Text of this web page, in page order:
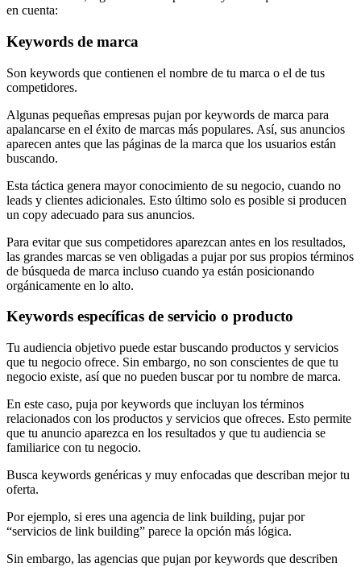
en cuenta:
Keywords de marca
Son keywords que contienen el nombre de tu marca o el de tus
competidores.
Algunas pequeñas empresas pujan por keywords de marca para
apalancarse en el éxito de marcas más populares. Así, sus anuncios
aparecen antes que las páginas de la marca que los usuarios están
buscando.
Esta táctica genera mayor conocimiento de su negocio, cuando no
leads y clientes adicionales. Esto último solo es posible si producen
un copy adecuado para sus anuncios.
Para evitar que sus competidores aparezcan antes en los resultados,
las grandes marcas se ven obligadas a pujar por sus propios términos
de búsqueda de marca incluso cuando ya están posicionando
orgánicamente en lo alto.
Keywords específicas de servicio o producto
Tu audiencia objetivo puede estar buscando productos y servicios
que tu negocio ofrece. Sin embargo, no son conscientes de que tu
negocio existe, así que no pueden buscar por tu nombre de marca.
En este caso, puja por keywords que incluyan los términos
relacionados con los productos y servicios que ofreces. Esto permite
que tu anuncio aparezca en los resultados y que tu audiencia se
familiarice con tu negocio.
Busca keywords genéricas y muy enfocadas que describan mejor tu
oferta.
Por ejemplo, si eres una agencia de link building, pujar por
“servicios de link building” parece la opción más lógica.
Sin embargo, las agencias que pujan por keywords que describen